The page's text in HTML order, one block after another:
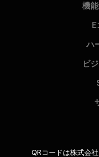
機
ハ
ビ
QRコードは株式会